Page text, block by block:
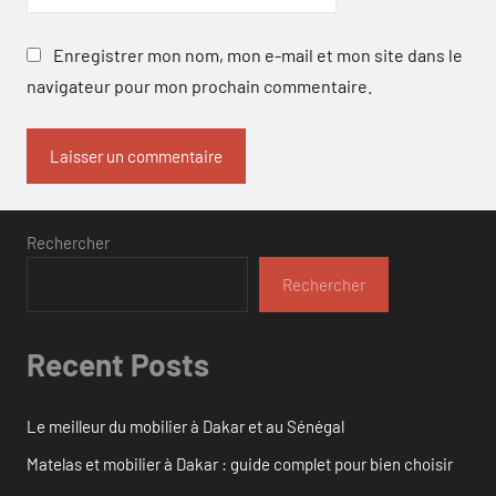
Enregistrer mon nom, mon e-mail et mon site dans le
navigateur pour mon prochain commentaire.
Rechercher
Rechercher
Recent Posts
Le meilleur du mobilier à Dakar et au Sénégal
Matelas et mobilier à Dakar : guide complet pour bien choisir